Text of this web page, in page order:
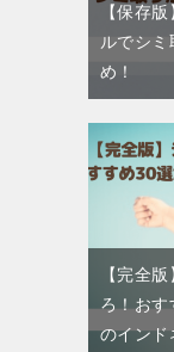
【保存
ルでシ
め！
【完全
ろ！お
のインド